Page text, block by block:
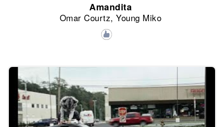
Amandita
Omar Courtz, Young Miko